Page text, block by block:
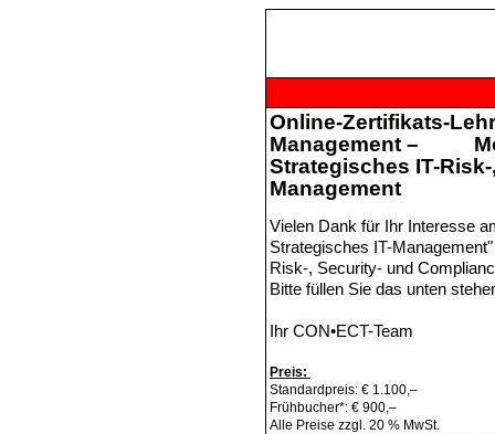
Online-Zertifikats-
Management –
Strategisches IT-
Management
Vielen Dank für Ihr Interesse
Strategisches IT-
Risk-, Security- und
Bitte füllen Sie das unten
Ihr CON•ECT-Team
Preis:
Standardpreis: € 1.100,–
Frühbucher*: € 900,–
Alle Preise zzgl. 20 % MwSt.